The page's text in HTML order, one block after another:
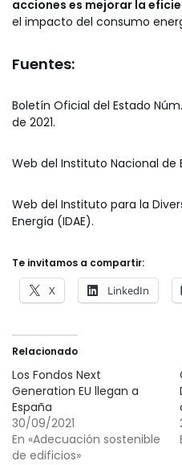
acciones es mejorar la
el impacto del consumo
Fuentes:
Boletín Oficial del Estado
de 2021.
Web del Instituto Nacional de
Web del Instituto para la
Energía (IDAE).
Te invitamos a compartir:
X LinkedIn
Relacionado
Los Fondos Next
Generation EU llegan a
España
30/09/2021
En «Adecuación sostenible
de edificios»